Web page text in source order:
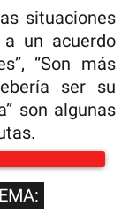
situaciones
un acuerdo
“Son más
ser su
son algunas